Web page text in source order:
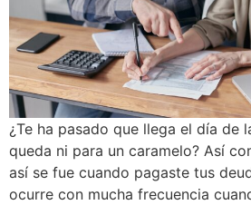
¿Te ha pasado que llega el día de
queda ni para un caramelo? Así
así se fue cuando pagaste tus
ocurre con mucha frecuencia